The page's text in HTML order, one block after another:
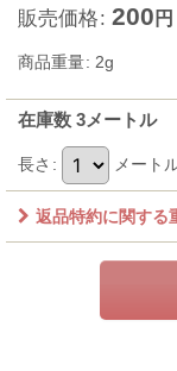
販売価格: 200 円
商品重量: 2g
在庫数 3メートル
長さ : メート
返品特約に関する